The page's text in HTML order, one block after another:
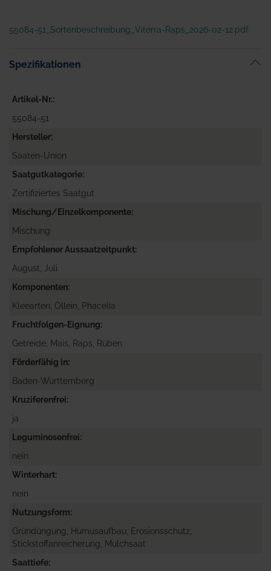
55084-51_Sortenbeschreibung_Viterra-Raps_2026-02-12.pdf
Spezifikationen
Artikel-Nr.
55084-51
Hersteller
Saaten-Union
Saatgutkategorie
Zertifiziertes Saatgut
Mischung/Einzelkomponente
Mischung
Empfohlener Aussaatzeitpunkt
August, Juli
Komponenten
Kleearten, Öllein, Phacelia
Fruchtfolgen-Eignung
Getreide, Mais, Raps, Rüben
Förderfähig in
Baden-Württemberg
Kruziferenfrei
ja
Leguminosenfrei
nein
Winterhart
nein
Nutzungsform
Gründüngung, Humusaufbau, Erosionsschutz,
Stickstoffanreicherung, Mulchsaat
Saattiefe